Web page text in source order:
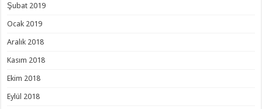
Şubat 2019
Ocak 2019
Aralık 2018
Kasım 2018
Ekim 2018
Eylül 2018